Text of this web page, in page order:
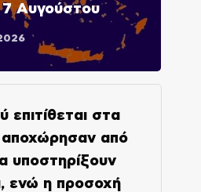
Αυγούστου
επιτίθεται στα
από
υποστηρίξουν
ενώ η προσοχή